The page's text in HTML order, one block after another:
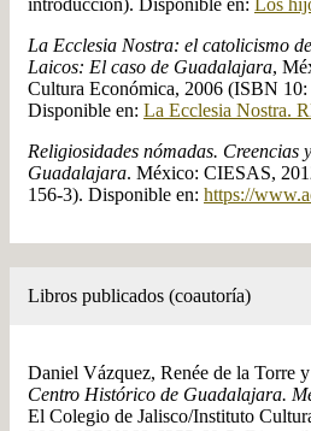
introducción). Disponible en:
Los
La Ecclesia Nostra: el catolicismo
Laicos: El caso de Guadalajara,
Cultura Económica, 2006 (ISBN
Disponible en: La Ecclesia Nostra.
Religiosidades nómadas. Creencias
Guadalajara. México: CIESAS,
156-3). Disponible en: https://
Libros publicados (coautoría)
Daniel Vázquez, Renée de la Torre
Centro Histórico de Guadalajara.
El Colegio de Jalisco/Instituto